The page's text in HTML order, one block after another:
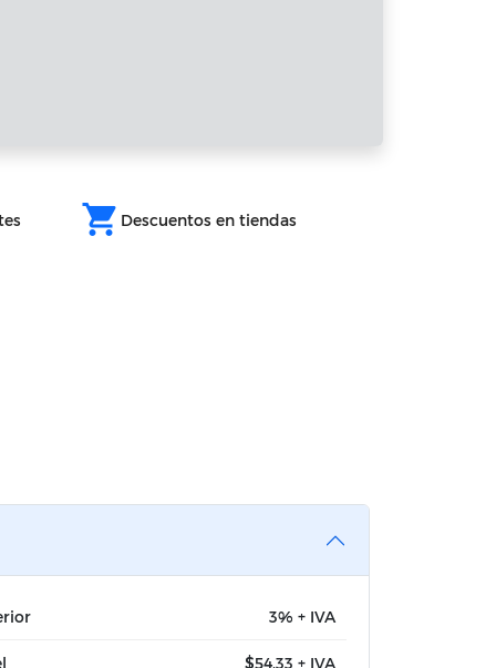
shopping_cart Descuentos en tiendas
3% + IVA
$54,33 + IVA